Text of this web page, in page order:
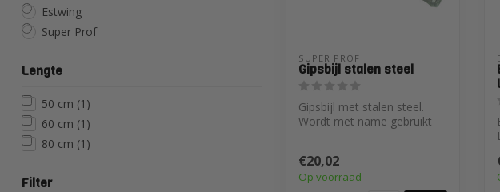
Estwing
Super Prof
Lengte
50 cm (1)
60 cm (1)
80 cm (1)
Filter
SUPER PROF
Gipsbijl stalen steel
Gipsbijl met stalen steel.
Wordt met name gebruikt
v...
€20,02
Op voorraad